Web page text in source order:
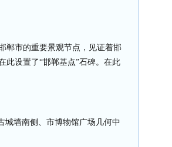
郸市的重要景观节点，见证着邯
此设置了“邯郸基点”石碑。在此
城墙南侧、市博物馆广场几何中